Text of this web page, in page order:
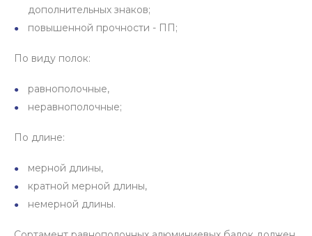
дополнительных знаков;
повышенной прочности - ПП;
По виду полок:
равнополочные,
неравнополочные;
По длине:
мерной длины,
кратной мерной длины,
немерной длины.